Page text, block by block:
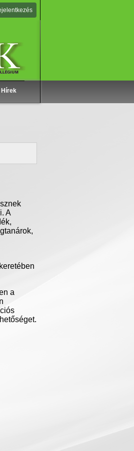
Hírek
. A
,
,
keretében
a
.